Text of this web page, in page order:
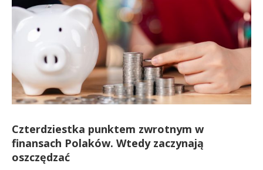
Czterdziestka punktem zwrotnym w
finansach Polaków. Wtedy zaczynają
oszczędzać